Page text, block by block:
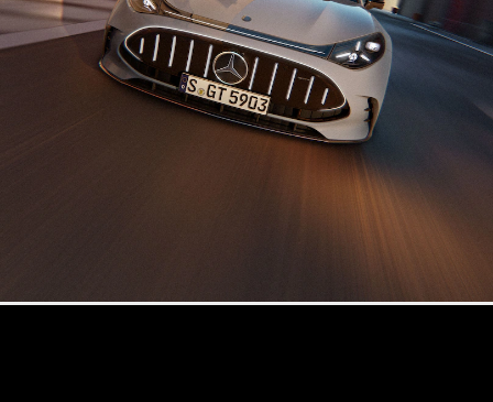
Konfigurator
Mercedes-
Benz Online
Showroom
SUV